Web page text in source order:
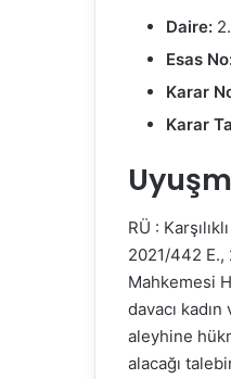
Daire:
Esas
Karar
Karar
RÜ :
2021/442 E.,
Mahkemesi
davacı
aleyhine
alacağı